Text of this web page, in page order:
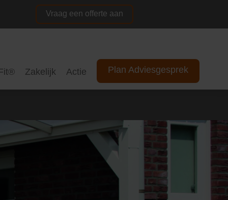
Vraag een offerte aan
Zakelijk Actie Plan Adviesgesprek